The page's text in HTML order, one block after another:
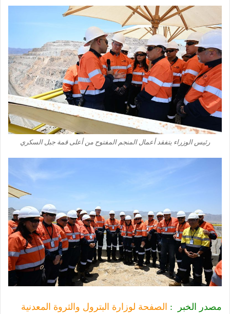
رئيس الوزراء يتفقد أعمال المنجم المفتوح من أعلى قمة جبل السكري
مصدر الخبر : الصفحة لوزارة البترول والثروة المعدنية